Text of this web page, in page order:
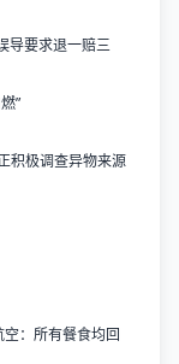
导要求退一赔三
”
积极调查异物来源
：所有餐食均回